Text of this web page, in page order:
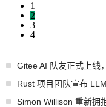
1
2
3
4
Gitee AI 队友正式上线
Simon Willison 重新拥